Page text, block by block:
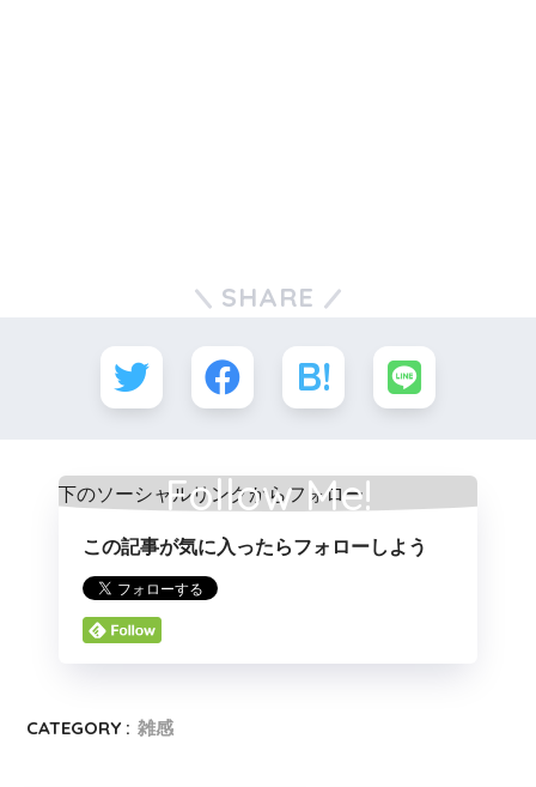
SHARE
Follow Me!
この記事が気に入ったらフォローしよう
CATEGORY : 雑感